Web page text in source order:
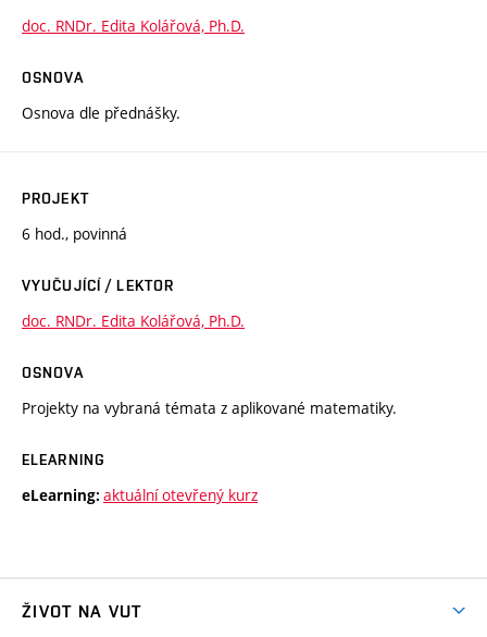
doc. RNDr. Edita Kolářová, Ph.D.
OSNOVA
Osnova dle přednášky.
PROJEKT
6 hod., povinná
VYUČUJÍCÍ / LEKTOR
doc. RNDr. Edita Kolářová, Ph.D.
OSNOVA
Projekty na vybraná témata z aplikované matematiky.
ELEARNING
eLearning: aktuální otevřený kurz
ŽIVOT NA VUT